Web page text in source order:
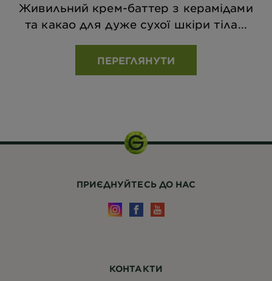
Живильний крем-баттер з керамідами
та какао для дуже сухої шкіри тіла...
ПЕРЕГЛЯНУТИ
КОНТАКТИ
ПРИЄДНУЙТЕСЬ ДО НАС